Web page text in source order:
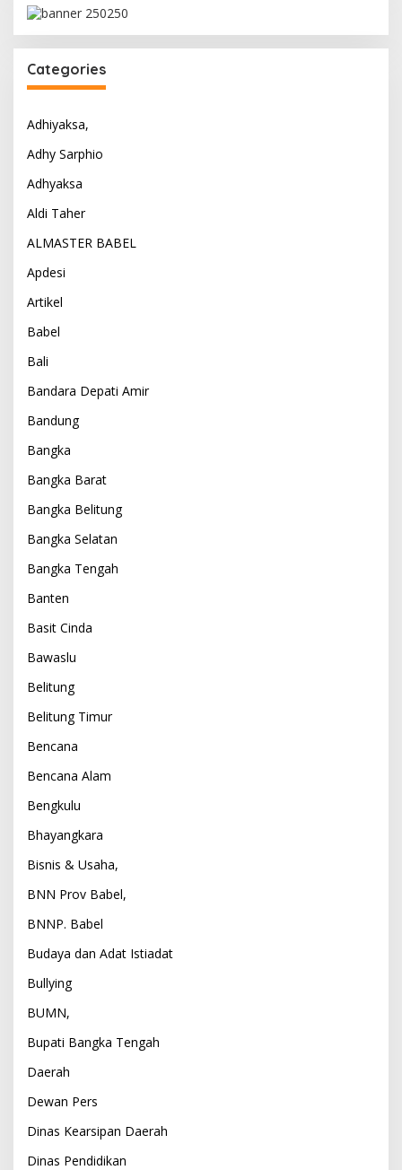
Categories
Adhiyaksa,
Adhy Sarphio
Adhyaksa
Aldi Taher
ALMASTER BABEL
Apdesi
Artikel
Babel
Bali
Bandara Depati Amir
Bandung
Bangka
Bangka Barat
Bangka Belitung
Bangka Selatan
Bangka Tengah
Banten
Basit Cinda
Bawaslu
Belitung
Belitung Timur
Bencana
Bencana Alam
Bengkulu
Bhayangkara
Bisnis & Usaha,
BNN Prov Babel,
BNNP. Babel
Budaya dan Adat Istiadat
Bullying
BUMN,
Bupati Bangka Tengah
Daerah
Dewan Pers
Dinas Kearsipan Daerah
Dinas Pendidikan